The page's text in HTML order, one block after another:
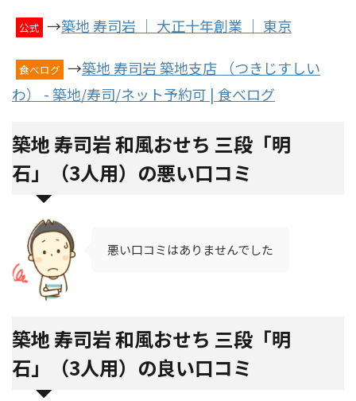
公式 →築地 寿司岩 ｜ 大正十年創業 ｜ 東京
食べログ →築地 寿司岩 築地支店 （つきじすしい
わ） - 築地/寿司/ネット予約可 | 食べログ
築地 寿司岩 和風おせち 三段「明
石」（3人用）の悪い口コミ
悪い口コミはありませんでした
築地 寿司岩 和風おせち 三段「明
石」（3人用）の良い口コミ